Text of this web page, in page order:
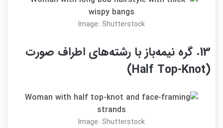
Image: Shutterstock
13. گره نیمه‌باز با رشته‌های اطراف صورت
(Half Top-Knot)
Image: Shutterstock